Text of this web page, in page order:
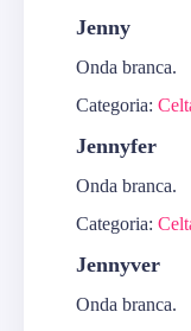
Jenny
Onda branca.
Categoria:
Jennyfer
Onda branca.
Categoria:
Jennyver
Onda branca.